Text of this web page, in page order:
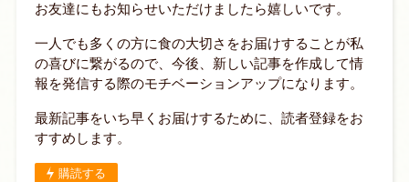
お友達にもお知らせいただけましたら嬉しいです。
一人でも多くの方に食の大切さをお届けすることが私
の喜びに繋がるので、今後、新しい記事を作成して情
報を発信する際のモチベーションアップになります。
最新記事をいち早くお届けするために、読者登録をお
すすめします。
購読する